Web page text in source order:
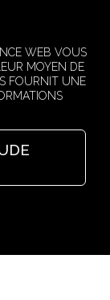
WEB VOUS
MOYEN DE
FOURNIT UNE